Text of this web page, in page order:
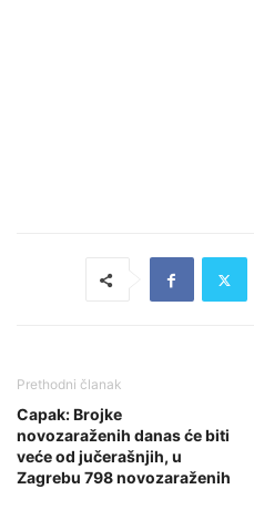
Prethodni članak
Capak: Brojke
novozaraženih danas će biti
veće od jučerašnjih, u
Zagrebu 798 novozaraženih